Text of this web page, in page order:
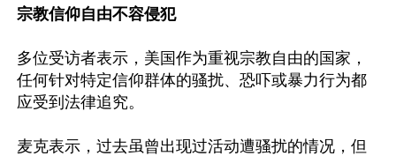
宗教信仰自由不容侵犯
多位受访者表示，美国作为重视宗教自由的国家，
任何针对特定信仰群体的骚扰、恐吓或暴力行为都
应受到法律追究。
麦克表示，过去虽曾出现过活动遭骚扰的情况，但